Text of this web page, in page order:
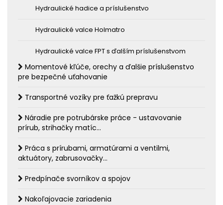
Hydraulické hadice a príslušenstvo
Hydraulické valce Holmatro
Hydraulické valce FPT s ďalším príslušenstvom
Momentové kľúče, orechy a ďalšie príslušenstvo
pre bezpečné uťahovanie
Transportné vozíky pre ťažkú prepravu
Náradie pre potrubárske práce - ustavovanie
prírub, strihačky matíc...
Práca s prírubami, armatúrami a ventilmi,
aktuátory, zabrusovačky...
Predpínače svorníkov a spojov
Nakoľajovacie zariadenia